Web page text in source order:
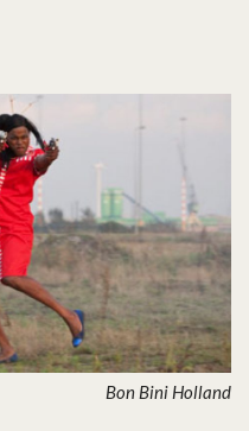
Bon Bini Holland